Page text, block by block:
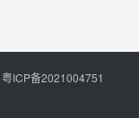
粤ICP备2021004751